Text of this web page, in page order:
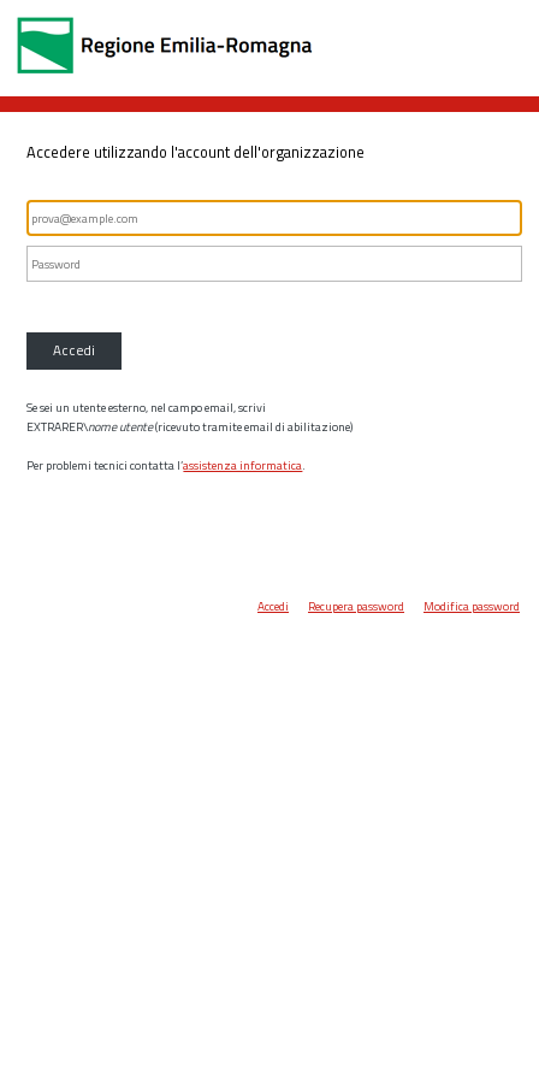
Accedere utilizzando l'account dell'organizzazione
Accedi
Se sei un utente esterno, nel campo email, scrivi
EXTRARER\nome utente(ricevuto tramite email di abilitazione)
Per problemi tecnici contatta l’assistenza informatica.
Accedi Recupera password Modifica password